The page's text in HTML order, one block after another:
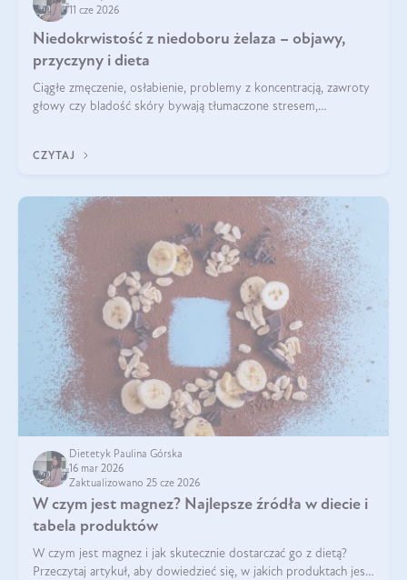
11 cze 2026
Niedokrwistość z niedoboru żelaza – objawy,
przyczyny i dieta
Ciągłe zmęczenie, osłabienie, problemy z koncentracją, zawroty
głowy czy bladość skóry bywają tłumaczone stresem,
CZYTAJ
Dietetyk Paulina Górska
16 mar 2026
Zaktualizowano 25 cze 2026
W czym jest magnez? Najlepsze źródła w diecie i
tabela produktów
W czym jest magnez i jak skutecznie dostarczać go z dietą?
Przeczytaj artykuł, aby dowiedzieć się, w jakich produktach jest